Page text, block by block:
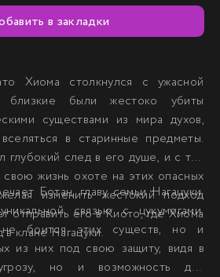
в закладки
Хиома столкнулся с ужасной
были жестоко убиты
существами из мира духов,
в старинные предметы.
глубокий след в его душе, и с тех
жизнь охоте на этих опасных
изменить жестокий подход
отправить его в Киото, где Хиома
клане Нагацуки.
Ботан, главу семьи Нагацуки,
связью с цукумогами.
боится этих существ, но и
из них под свою защиту, видя в
но и возможность для